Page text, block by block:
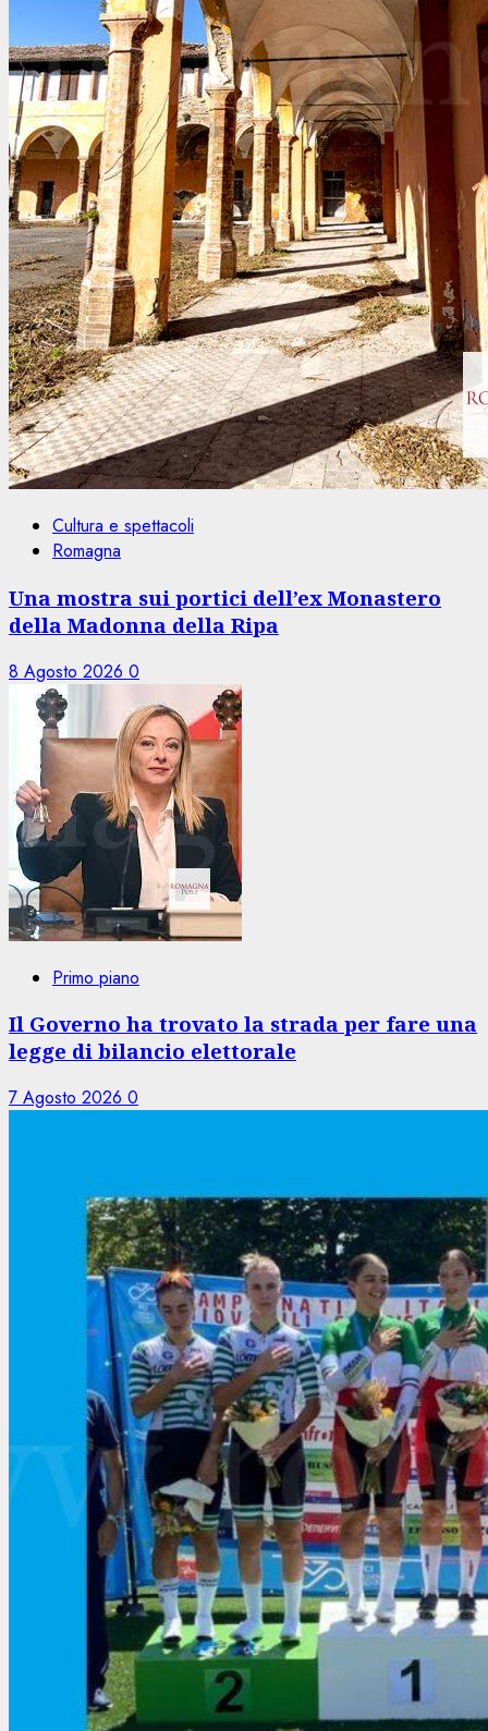
Cultura e spettacoli
Romagna
Una mostra sui portici dell’ex Monastero
della Madonna della Ripa
8 Agosto 2026 0
Primo piano
Il Governo ha trovato la strada per fare una
legge di bilancio elettorale
7 Agosto 2026 0